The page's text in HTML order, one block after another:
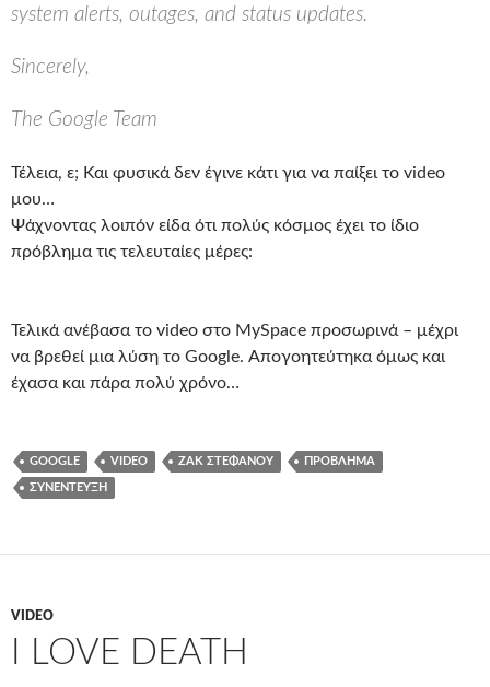
system alerts, outages, and status updates.
Sincerely,
The Google Team
Τέλεια, ε; Και φυσικά δεν έγινε κάτι για να παίξει το video
μου…
Ψάχνοντας λοιπόν είδα ότι πολύς κόσμος έχει το ίδιο
πρόβλημα τις τελευταίες μέρες:
Τελικά ανέβασα το video στο MySpace προσωρινά – μέχρι
να βρεθεί μια λύση το Google. Απογοητεύτηκα όμως και
έχασα και πάρα πολύ χρόνο…
GOOGLE VIDEO ΖΑΚ ΣΤΕΦΆΝΟΥ ΠΡΌΒΛΗΜΑ
ΣΥΝΈΝΤΕΥΞΗ
VIDEO
I LOVE DEATH